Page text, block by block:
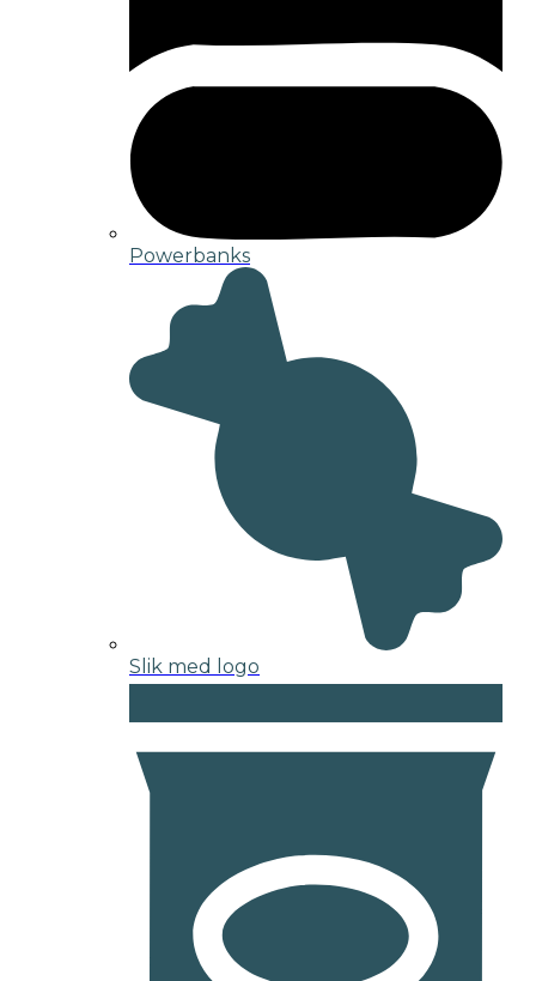
Powerbanks
Slik med logo